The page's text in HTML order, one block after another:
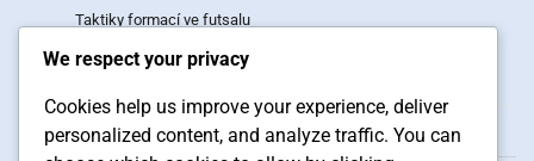
Taktiky formací ve futsalu
Archiv
February 2026
We respect your privacy
Cookies help us improve your experience, deliver
personalized content, and analyze traffic. You can